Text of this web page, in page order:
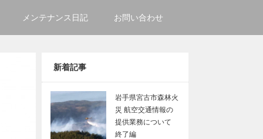
メンテナンス日記 お問い合わせ
新着記事
岩手県宮古市森林火
災 航空交通情報の
提供業務について
終了編